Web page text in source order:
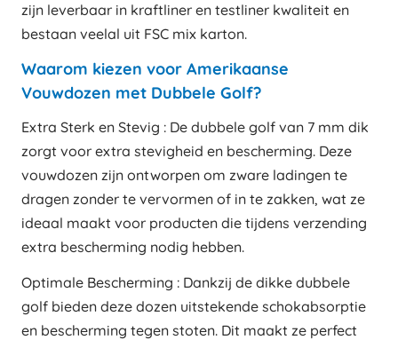
zijn leverbaar in kraftliner en testliner kwaliteit en
bestaan veelal uit FSC mix karton.
Waarom kiezen voor Amerikaanse
Vouwdozen met Dubbele Golf?
Extra Sterk en Stevig : De dubbele golf van 7 mm dik
zorgt voor extra stevigheid en bescherming. Deze
vouwdozen zijn ontworpen om zware ladingen te
dragen zonder te vervormen of in te zakken, wat ze
ideaal maakt voor producten die tijdens verzending
extra bescherming nodig hebben.
Optimale Bescherming : Dankzij de dikke dubbele
golf bieden deze dozen uitstekende schokabsorptie
en bescherming tegen stoten. Dit maakt ze perfect